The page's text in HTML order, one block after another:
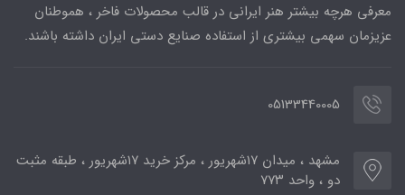
معرفی هرچه بیشتر هنر ایرانی در قالب محصولات فاخر ، هموطنان
عزیزمان سهمی بیشتری از استفاده صنایع دستی ایران داشته باشند.
05133440005
مشهد ، میدان ۱۷شهریور ، مرکز خرید ۱۷شهریور ، طبقه مثبت
دو ، واحد ۷۷۳